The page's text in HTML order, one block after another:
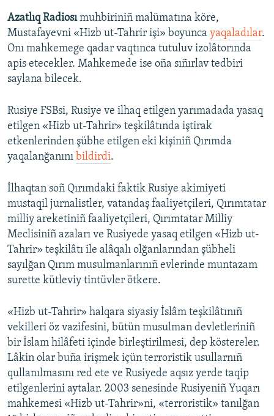
Azatlıq Radiosımuhbiriniñ malümatına köre,
Mustafayevni «Hizb ut-Tahrir işi» boyunca yaqaladılar.
Onı mahkemege qadar vaqtınca tutuluv izolâtorında
apis etecekler. Mahkemede ise oña sıñırlav tedbiri
saylana bilecek.​
Rusiye FSBsi, Rusiye ve ilhaq etilgen yarımadada yasaq
etilgen «Hizb ut-Tahrir» teşkilâtında iştirak
etkenlerinden şübhe etilgen eki kişiniñ Qırımda
yaqalanğanını bildirdi.
İlhaqtan soñ Qırımdaki faktik Rusiye akimiyeti
mustaqil jurnalistler, vatandaş faaliyetçileri, Qırımtatar
milliy areketiniñ faaliyetçileri, Qırımtatar Milliy
Meclisiniñ azaları ve Rusiyede yasaq etilgen «Hizb ut-
Tahrir» teşkilâtı ile alâqalı olğanlarından şübheli
sayılğan Qırım musulmanlarınıñ evlerinde muntazam
surette kütleviy tintüvler ötkere.
«Hizb ut-Tahrir» halqara siyasiy İslâm teşkilâtınıñ
vekilleri öz vazifesini, bütün musulman devletleriniñ
bir İslam hilâfeti içinde birleştirilmesi, dep köstereler.
Lâkin olar buña irişmek içün terroristik usullarnıñ
qullanılmasını red ete ve Rusiyede aqsız yerde taqip
etilgenlerini aytalar. 2003 senesinde Rusiyeniñ Yuqarı
mahkemesi «Hizb ut-Tahrir»ni, «terroristik» tanılğan